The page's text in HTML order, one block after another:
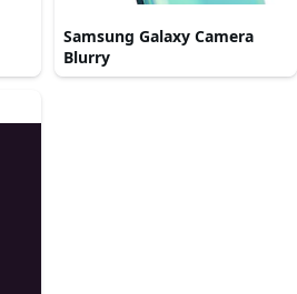
Samsung Galaxy Camera
Blurry